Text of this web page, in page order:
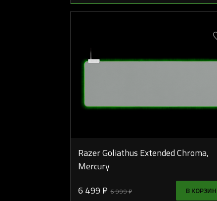
Razer Goliathus Extended Chroma,
Mercury
6 499 ₽ 6 999 ₽ В